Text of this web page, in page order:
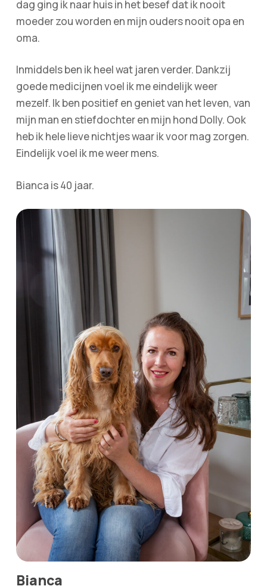
Bianca
dag ging ik naar huis in het besef dat ik nooit
moeder zou worden en mijn ouders nooit opa en
oma.
Inmiddels ben ik heel wat jaren verder. Dankzij
goede medicijnen voel ik me eindelijk weer
mezelf. Ik ben positief en geniet van het leven, van
mijn man en stiefdochter en mijn hond Dolly. Ook
heb ik hele lieve nichtjes waar ik voor mag zorgen.
Eindelijk voel ik me weer mens.
Bianca is 40 jaar.